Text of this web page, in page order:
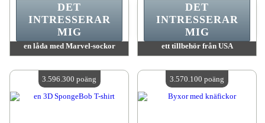
en låda med Marvel-sockor
Antal tillgängliga:4
DET
INTRESSERAR
MIG
ett tillbehör från USA
Antal tillgängliga:4
DET
INTRESSERAR
MIG
3.596.300 poäng 3.570.100 poäng